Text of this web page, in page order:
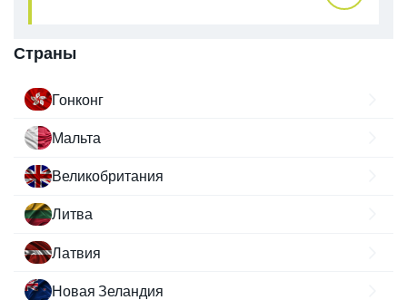
Страны
Гонконг
Мальта
Великобритания
Литва
Латвия
Новая Зеландия